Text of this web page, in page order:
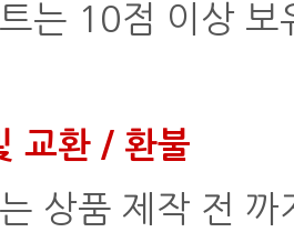
는 10점 이상
교환 / 환불
상품 제작 전